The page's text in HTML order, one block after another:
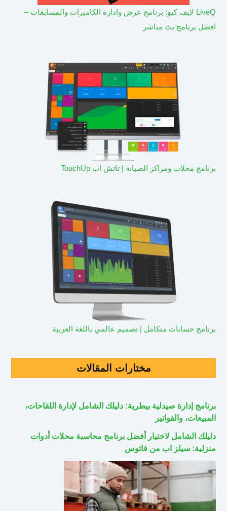
LiveQ لايف كيو: برنامج عرض وادارة الكاميرات والمسابقات –
افضل برنامج بث مباشر
برنامج محلات ومراكز الصيانة | تاتش اب TouchUp
برنامج حسابات متكامل | تصميم عالمي باللغة العربية
مختارات المقالات
برنامج إدارة صيدلية بيطرية: دليلك الشامل لإدارة اللقاحات،
المبيعات، والفواتير
دليلك الشامل لاختيار أفضل برنامج محاسبة محلات أدوات
منزلية: سيلز اب من فاتوس